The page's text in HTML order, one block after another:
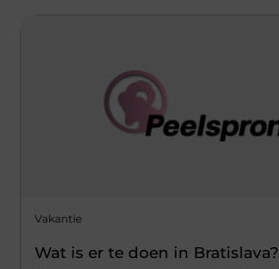
Vakantie
Wat is er te doen in Bratislava?